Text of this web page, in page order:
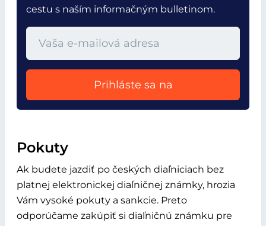
cestu s naším informačným bulletinom.
Prihláste sa na
Pokuty
Ak budete jazdiť po českých diaľniciach bez
platnej elektronickej diaľničnej známky, hrozia
Vám vysoké pokuty a sankcie. Preto
odporúčame zakúpiť si diaľničnú známku pre